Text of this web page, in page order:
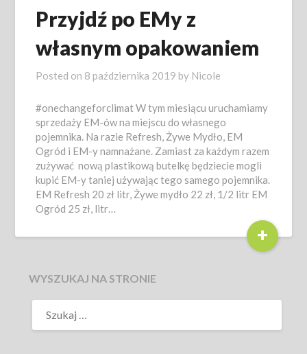
Przyjdź po EMy z
własnym opakowaniem
Posted on 8 października 2019 by Nicole
#onechangeforclimat W tym miesiącu uruchamiamy
sprzedaży EM-ów na miejscu do własnego
pojemnika. Na razie Refresh, Żywe Mydło, EM
Ogród i EM-y namnażane. Zamiast za każdym razem
zużywać nową plastikową butelkę będziecie mogli
kupić EM-y taniej używając tego samego pojemnika.
EM Refresh 20 zł litr, Żywe mydło 22 zł, 1/2 litr EM
Ogród 25 zł, litr…
+
WYSZUKAJ NA STRONIE